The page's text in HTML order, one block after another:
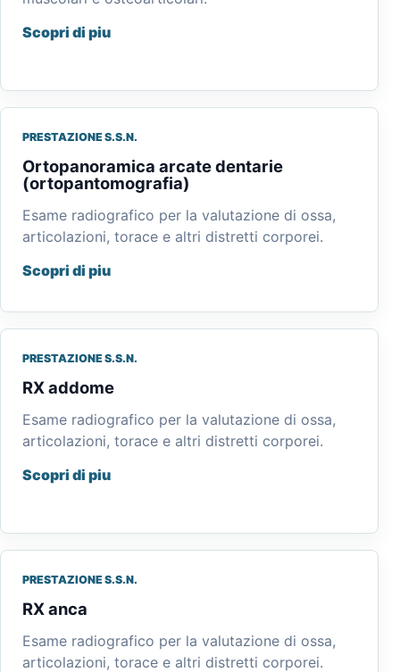
Scopri di piu
PRESTAZIONE S.S.N.
Ortopanoramica arcate dentarie
(ortopantomografia)
Esame radiografico per la valutazione di ossa,
articolazioni, torace e altri distretti corporei.
Scopri di piu
PRESTAZIONE S.S.N.
RX addome
Esame radiografico per la valutazione di ossa,
articolazioni, torace e altri distretti corporei.
Scopri di piu
PRESTAZIONE S.S.N.
RX anca
Esame radiografico per la valutazione di ossa,
articolazioni, torace e altri distretti corporei.